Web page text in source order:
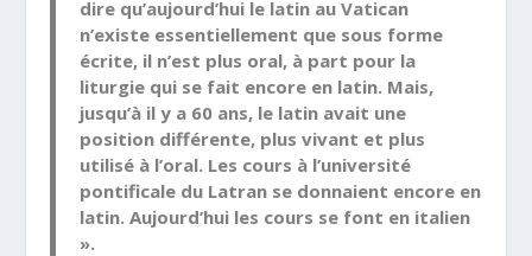
dire qu’aujourd’hui le latin au Vatican
n’existe essentiellement que sous forme
écrite, il n’est plus oral, à part pour la
liturgie qui se fait encore en latin. Mais,
jusqu’à il y a 60 ans, le latin avait une
position différente, plus vivant et plus
utilisé à l’oral. Les cours à l’université
pontificale du Latran se donnaient encore en
latin. Aujourd’hui les cours se font en italien
».